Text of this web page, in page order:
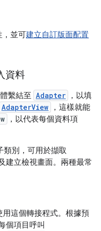
，並可建立自訂版面配置
資料
繫結至 Adapter
，以填
AdapterView
，這樣就能
，以代表每個資料項
類別，可用於擷取
建立檢視畫面。兩種最常
這個轉接程式。根據預
個項目呼叫